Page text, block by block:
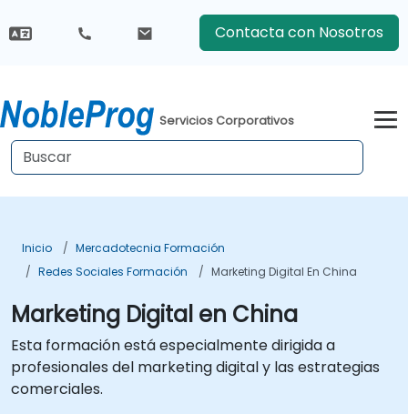
Contacta con Nosotros
Servicios Corporativos
Inicio
Mercadotecnia Formación
Redes Sociales Formación
Marketing Digital En China
Marketing Digital en China
Esta formación está especialmente dirigida a
profesionales del marketing digital y las estrategias
comerciales.